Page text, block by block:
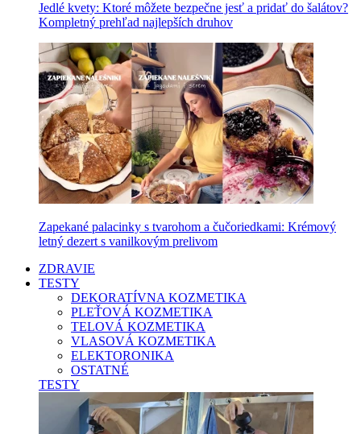
Jedlé kvety: Ktoré môžete bezpečne jesť a pridať do šalátov?
Kompletný prehľad najlepších druhov
Zapekané palacinky s tvarohom a čučoriedkami: Krémový
letný dezert s vanilkovým prelivom
ZDRAVIE
TESTY
DEKORATÍVNA KOZMETIKA
PLEŤOVÁ KOZMETIKA
TELOVÁ KOZMETIKA
VLASOVÁ KOZMETIKA
ELEKTORONIKA
OSTATNÉ
TESTY